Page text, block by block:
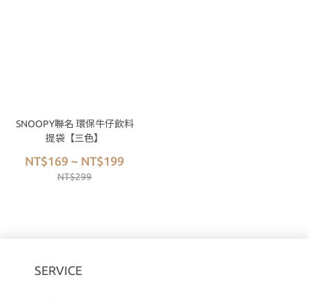
SNOOPY聯名 環保牛仔飲料
提袋【三色】
NT$169 ~ NT$199
NT$299
SERVICE